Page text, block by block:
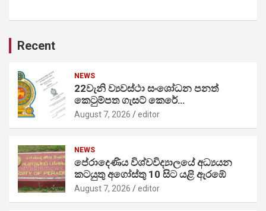
Recent
NEWS
22වැනි ව්‍යවස්ථා සංශෝධන පනත්
කෙටුම්පත ගැසට් කෙරේ…
August 7, 2026 editor
NEWS
පේරාදෙණිය විශ්වවිද්‍යාලයේ අධ්‍යයන
කටයුතු අගෝස්තු 10 සිට යළි ඇරඹේ
August 7, 2026 editor